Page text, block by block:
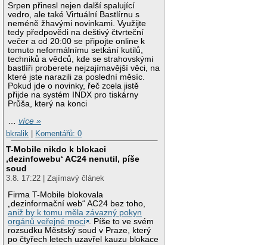
Srpen přinesl nejen další spalující
vedro, ale také Virtuální Bastlírnu s
neméně žhavými novinkami. Využijte
tedy předpovědi na deštivý čtvrteční
večer a od 20:00 se připojte online k
tomuto neformálnímu setkání kutilů,
techniků a vědců, kde se strahovskými
bastlíři proberete nejzajímavější věci, na
které jste narazili za poslední měsíc.
Pokud jde o novinky, řeč zcela jistě
přijde na systém INDX pro tiskárny
Průša, který na konci
…více »
bkralik
Komentářů: 0
T-Mobile nikdo k blokaci
‚dezinfowebu‘ AC24 nenutil, píše
soud
3.8. 17:22 | Zajímavý článek
Firma T-Mobile blokovala
„dezinformační web“ AC24 bez toho,
aniž by k tomu měla závazný pokyn
orgánů veřejné moci . Píše to ve svém
rozsudku Městský soud v Praze, který
po čtyřech letech uzavřel kauzu blokace